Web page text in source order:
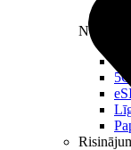
Noderīgi